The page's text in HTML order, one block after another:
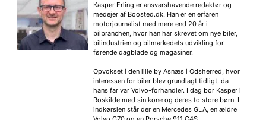
Kasper Erling er ansvarshavende redaktør og
medejer af Boosted.dk. Han er en erfaren
motorjournalist med mere end 20 år i
bilbranchen, hvor han har skrevet om nye biler,
bilindustrien og bilmarkedets udvikling for
førende dagblade og magasiner.
Opvokset i den lille by Asnæs i Odsherred, hvor
interessen for biler blev grundlagt tidligt, da
hans far var Volvo-forhandler. I dag bor Kasper i
Roskilde med sin kone og deres to store børn. I
indkørslen står der en Mercedes GLA, en ældre